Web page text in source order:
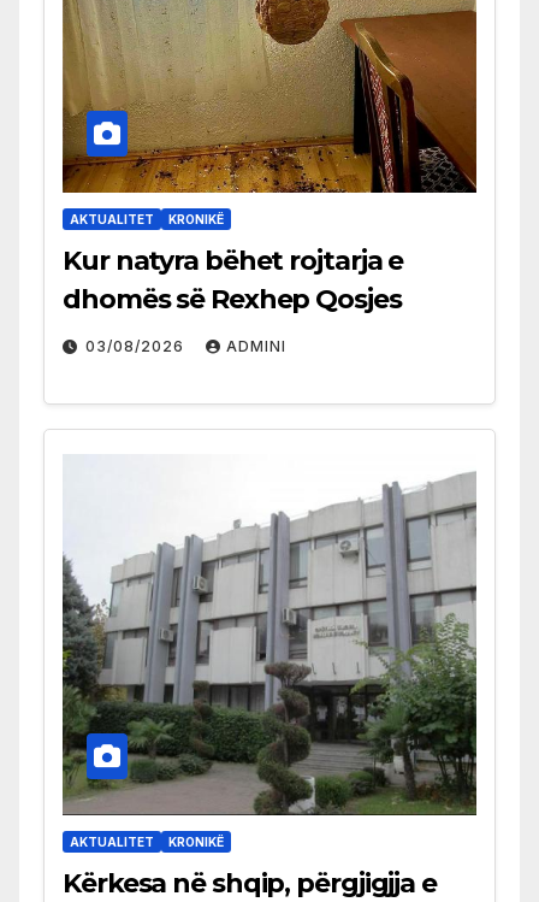
AKTUALITET KRONIKË
Kur natyra bëhet rojtarja e
dhomës së Rexhep Qosjes
03/08/2026 ADMINI
AKTUALITET KRONIKË
Kërkesa në shqip, përgjigjja e